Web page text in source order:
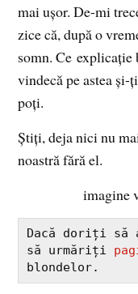
mai uşor. De-mi
zice că, după o
somn. Ce explicaţie
vindecă pe astea şi-
poţi.
Ştiţi, deja nici nu
noastră fără el.
imagine
Dacă doriți
să urmăriți
blondelor.